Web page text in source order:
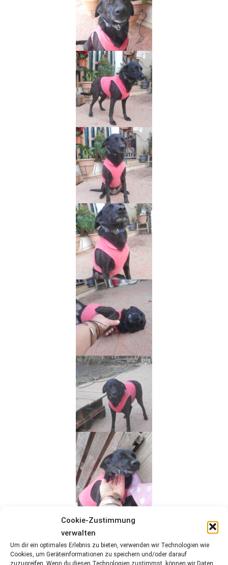
Cookie-Zustimmung
verwalten
Um dir ein optimales Erlebnis zu bieten, verwenden wir Technologien wie
Cookies, um Geräteinformationen zu speichern und/oder darauf
zuzugreifen. Wenn du diesen Technologien zustimmst, können wir Daten